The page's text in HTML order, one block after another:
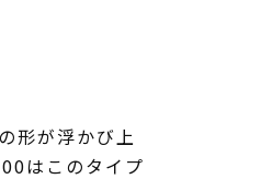
形が浮かび上
はこのタイプ